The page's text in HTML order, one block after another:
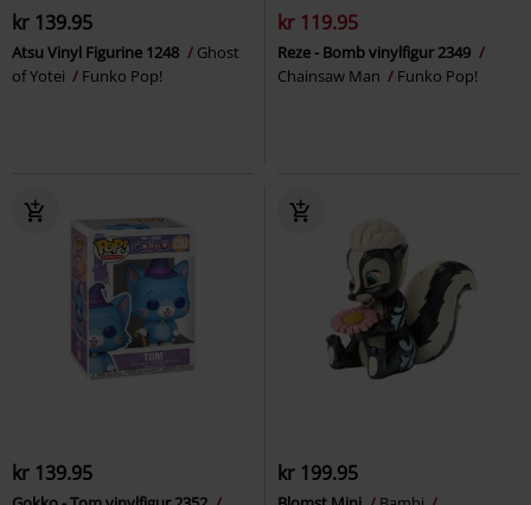
kr 139.95
Atsu Vinyl Figurine 1248
Ghost
of Yotei
Funko Pop!
kr 119.95
Reze - Bomb vinylfigur 2349
Chainsaw Man
Funko Pop!
kr 139.95 kr 199.95